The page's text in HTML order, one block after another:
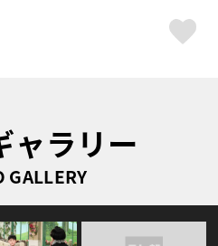
ャラリー
GALLERY